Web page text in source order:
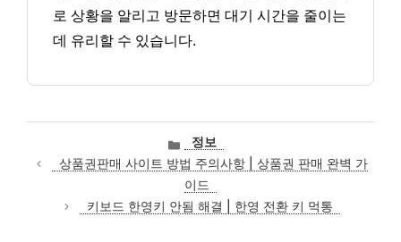
로 상황을 알리고 방문하면 대기 시간을 줄이는
데 유리할 수 있습니다.
카
테
고
리
정보
상품권판매 사이트 방법 주의사항 | 상품권 판매 완벽 가
이드
키보드 한영키 안됨 해결 | 한영 전환 키 먹통